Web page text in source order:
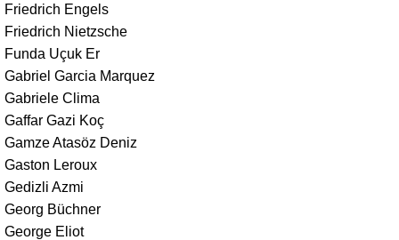
Friedrich Engels
Friedrich Nietzsche
Funda Uçuk Er
Gabriel Garcia Marquez
Gabriele Clima
Gaffar Gazi Koç
Gamze Atasöz Deniz
Gaston Leroux
Gedizli Azmi
Georg Büchner
George Eliot